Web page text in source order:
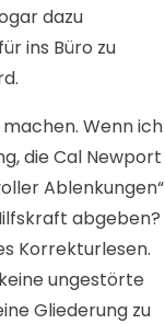
dazu
ins Büro zu
machen. Wenn ich
die Cal Newport
Ablenkungen“
abgeben?
Korrekturlesen.
ungestörte
Gliederung zu